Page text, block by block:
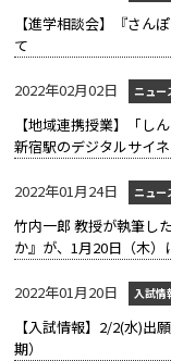
【進学相談会】『さん
て
2022年02月02日 ニュー
【地域連携授業】「し
新宿駅のデジタルサイ
2022年01月24日 ニュー
竹内一郎 教授が執筆し
か』が、1月20日（木）
2022年01月20日 入試情
【入試情報】2/2(水)出
期）